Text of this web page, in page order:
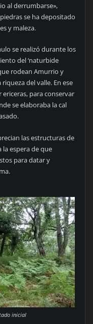
al derrumbarse»,
se ha depositado
y maleza.
se realizó durante los
del ‘naturbide
rodean Amurrio y
del valle. En ese
para conservar
se elaboraba la cal
las estructuras de
la espera de que
para datar y
inicial